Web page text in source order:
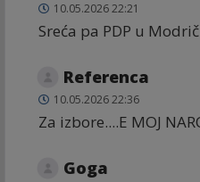
10.05.2026 22:21
Sreća pa PDP u
Referenca
10.05.2026 22:36
Za izbore....E MOJ
Goga